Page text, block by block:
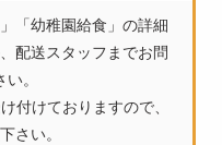
「幼稚園給食」の詳細
配送スタッフまでお問
。
付けておりますので、
さい。